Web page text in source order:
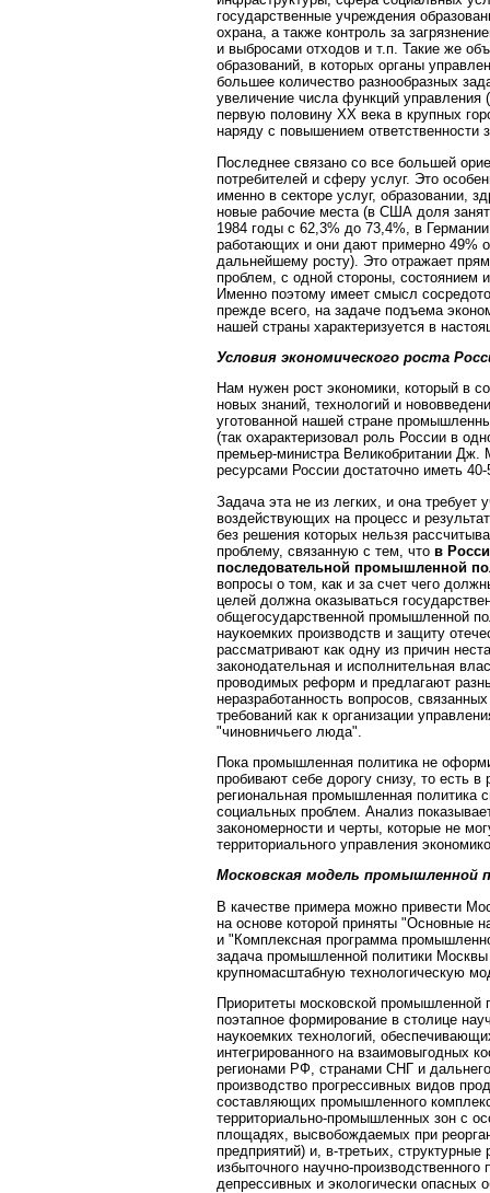
государственные учреждения
охрана, а также контроль за
и выбросами отходов и т.п. Такие же
образований, в которых органы
большее количество разнообразных
увеличение числа функций управления
первую половину ХХ века в крупных
наряду с повышением ответственности
Последнее связано со все большей
потребителей и сферу услуг. Это
именно в секторе услуг, образовании,
новые рабочие места (в США доля
1984 годы с 62,3% до 73,4%, в
работающих и они дают примерно 49%
дальнейшему росту). Это отражает
проблем, с одной стороны, состоянием
Именно поэтому имеет смысл
прежде всего, на задаче подъема
нашей страны характеризуется в
Условия экономического роста
Нам нужен рост экономики, который в
новых знаний, технологий и
уготованной нашей стране
(так охарактеризовал роль России в
премьер-министра Великобритании
ресурсами России достаточно иметь
Задача эта не из легких, и она требует
воздействующих на процесс и
без решения которых нельзя
проблему, связанную с тем, что в
последовательной промышленной
вопросы о том, как и за счет чего
целей должна оказываться
общегосударственной промышленной
наукоемких производств и защиту
рассматривают как одну из причин
законодательная и исполнительная
проводимых реформ и предлагают
неразработанность вопросов,
требований как к организации
"чиновничьего люда".
Пока промышленная политика не
пробивают себе дорогу снизу, то есть в
региональная промышленная
социальных проблем. Анализ
закономерности и черты, которые не
территориального управления
Московская модель промышленной
В качестве примера можно привести
на основе которой приняты "Основные
и "Комплексная программа
задача промышленной политики Москвы
крупномасштабную технологическую
Приоритеты московской промышленной
поэтапное формирование в столице
наукоемких технологий,
интегрированного на взаимовыгодных
регионами РФ, странами СНГ и
производство прогрессивных видов
составляющих промышленного
территориально-промышленных зон с
площадях, высвобождаемых при
предприятий) и, в-третьих,
избыточного научно-
депрессивных и экологически опасных